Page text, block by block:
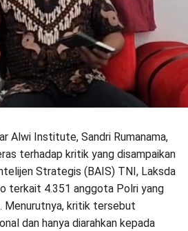
Alwi Institute, Sandri Rumanama,
terhadap kritik yang disampaikan
Strategis (BAIS) TNI, Laksda
terkait 4.351 anggota Polri yang
Menurutnya, kritik tersebut
dan hanya diarahkan kepada